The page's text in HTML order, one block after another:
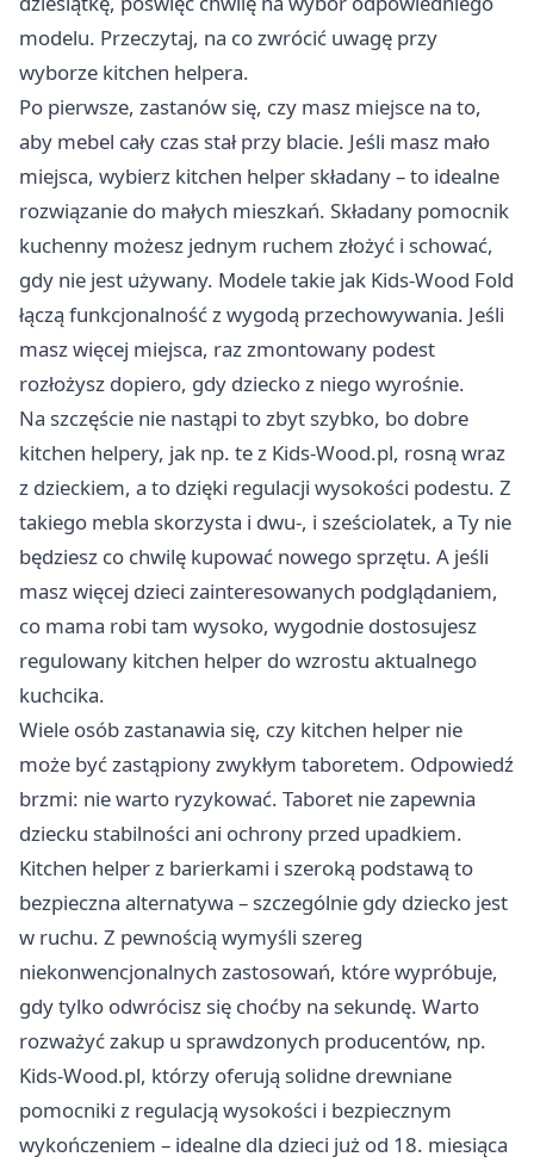
modelu. Przeczytaj, na co zwrócić uwagę przy
wyborze kitchen helpera.
Po pierwsze, zastanów się, czy masz miejsce na to,
aby mebel cały czas stał przy blacie. Jeśli masz mało
miejsca, wybierz kitchen helper składany – to idealne
rozwiązanie do małych mieszkań. Składany pomocnik
kuchenny możesz jednym ruchem złożyć i schować,
gdy nie jest używany. Modele takie jak Kids-Wood Fold
łączą funkcjonalność z wygodą przechowywania. Jeśli
masz więcej miejsca, raz zmontowany podest
rozłożysz dopiero, gdy dziecko z niego wyrośnie.
Na szczęście nie nastąpi to zbyt szybko, bo dobre
kitchen helpery, jak np. te z Kids-Wood.pl, rosną wraz
z dzieckiem, a to dzięki regulacji wysokości podestu. Z
takiego mebla skorzysta i dwu-, i sześciolatek, a Ty nie
będziesz co chwilę kupować nowego sprzętu. A jeśli
masz więcej dzieci zainteresowanych podglądaniem,
co mama robi tam wysoko, wygodnie dostosujesz
regulowany kitchen helper do wzrostu aktualnego
kuchcika.
Wiele osób zastanawia się, czy kitchen helper nie
może być zastąpiony zwykłym taboretem. Odpowiedź
brzmi: nie warto ryzykować. Taboret nie zapewnia
dziecku stabilności ani ochrony przed upadkiem.
Kitchen helper z barierkami i szeroką podstawą to
bezpieczna alternatywa – szczególnie gdy dziecko jest
w ruchu. Z pewnością wymyśli szereg
niekonwencjonalnych zastosowań, które wypróbuje,
gdy tylko odwrócisz się choćby na sekundę. Warto
rozważyć zakup u sprawdzonych producentów, np.
Kids-Wood.pl, którzy oferują solidne drewniane
pomocniki z regulacją wysokości i bezpiecznym
wykończeniem – idealne dla dzieci już od 18. miesiąca